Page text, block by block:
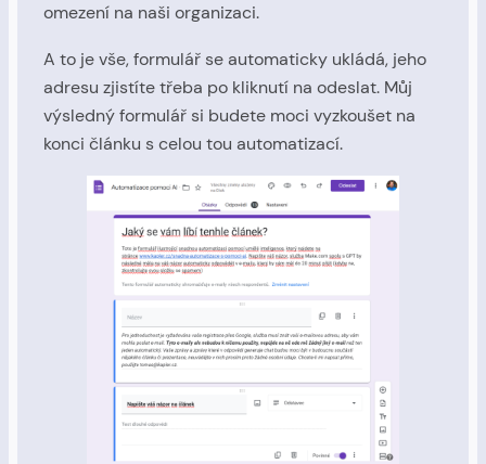
omezení na naši organizaci.
A to je vše, formulář se automaticky ukládá, jeho
adresu zjistíte třeba po kliknutí na odeslat. Můj
výsledný formulář si budete moci vyzkoušet na
konci článku s celou tou automatizací.